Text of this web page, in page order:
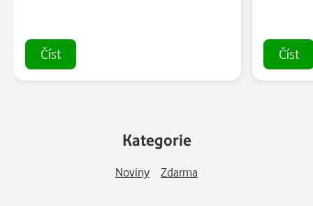
Číst Číst
Kategorie
Noviny Zdarma